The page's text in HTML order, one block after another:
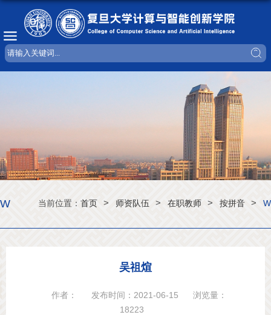
当前位置： 首页 > 师资队伍 > 在职教师 > 按拼音 > W
W
吴祖煊
作者： 发布时间：2021-06-15
浏览量：
18223